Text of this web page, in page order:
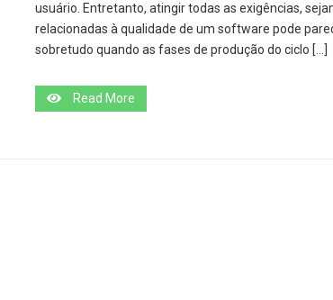
usuário. Entretanto, atingir todas as exigências,
relacionadas à qualidade de um software pode
sobretudo quando as fases de produção do ciclo […]
Read More